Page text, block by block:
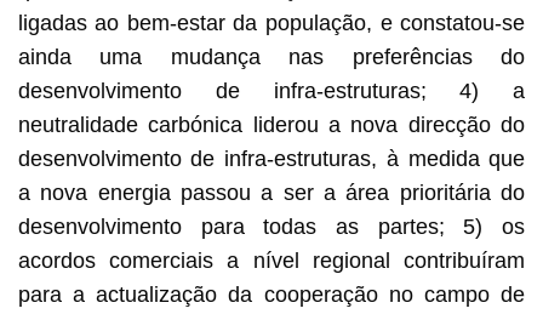
ligadas ao bem-estar da população, e constatou-se
ainda uma mudança nas preferências do
desenvolvimento de infra-estruturas; 4) a
neutralidade carbónica liderou a nova direcção do
desenvolvimento de infra-estruturas, à medida que
a nova energia passou a ser a área prioritária do
desenvolvimento para todas as partes; 5) os
acordos comerciais a nível regional contribuíram
para a actualização da cooperação no campo de